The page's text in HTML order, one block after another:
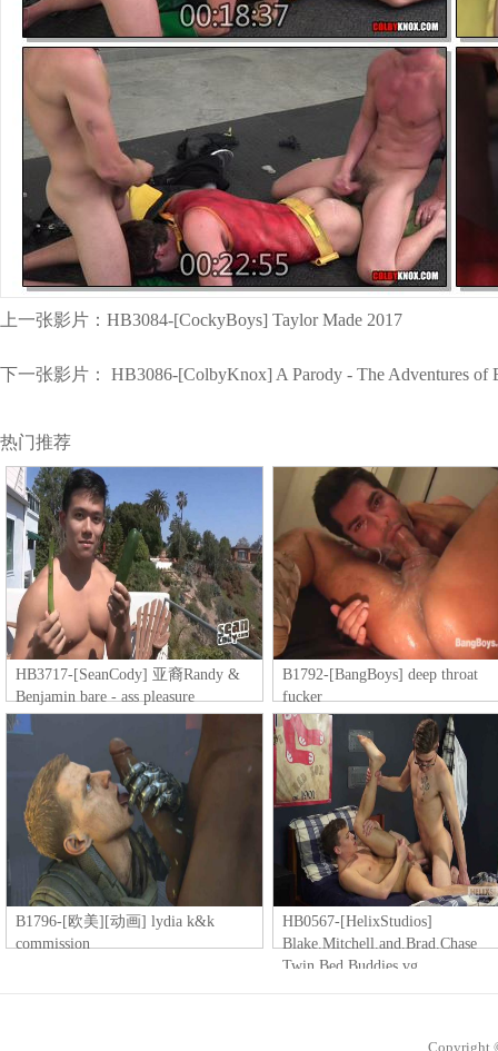
上一张影片： HB3084-[CockyBoys] Taylor Made 2017
下一张影片： HB3086-[ColbyKnox] A Parody - The Adventures of
热门推荐
HB3717-[SeanCody] 亚裔Randy &
Benjamin bare - ass pleasure
B1792-[BangBoys] deep throat
fucker
B1796-[欧美][动画] lydia k&k
commission
HB0567-[HelixStudios]
Blake.Mitchell.and.Brad.Chase
Twin.Bed.Buddies.vg
Copyright